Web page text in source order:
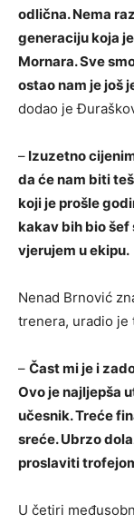
odlična. Nema
generaciju koja
Mornara. Sve
ostao nam je još
dodao je
– Izuzetno
da će nam biti
koji je prošle
kakav bih bio šef
vjerujem u ekipu.
Nenad Brnović
trenera, uradio je
– Čast mi je i
Ovo je najljepša
učesnik. Treće
sreće. Ubrzo
proslaviti
U četiri